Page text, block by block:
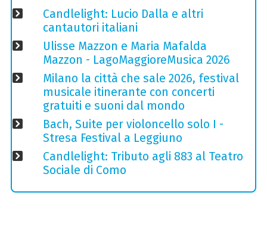
Candlelight: Lucio Dalla e altri
cantautori italiani
Ulisse Mazzon e Maria Mafalda
Mazzon - LagoMaggioreMusica 2026
Milano la città che sale 2026, festival
musicale itinerante con concerti
gratuiti e suoni dal mondo
Bach, Suite per violoncello solo I -
Stresa Festival a Leggiuno
Candlelight: Tributo agli 883 al Teatro
Sociale di Como